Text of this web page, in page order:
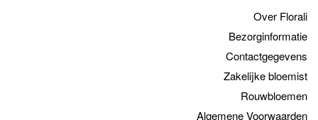
Over Florali
Bezorginformatie
Contactgegevens
Zakelijke bloemist
Rouwbloemen
Algemene Voorwaarden